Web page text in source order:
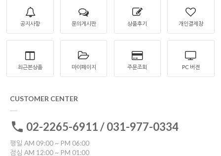
공지사항 문의게시판 상품후기 개인결제창
최근본상품 마이페이지 주문조회 PC 버젼
CUSTOMER CENTER
02-2265-6911 / 031-977-0334
평일 AM 09:00 ~ PM 06:00
점심 AM 12:00 ~ PM 01:00